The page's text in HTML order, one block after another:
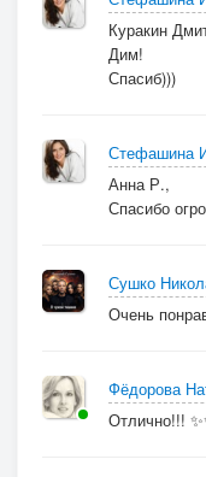
Куракин
Дим!
Спасиб)))
Стефашина
Анна Р.,
Спасибо
Сушко
Очень
Фёдорова
Отлично!!!